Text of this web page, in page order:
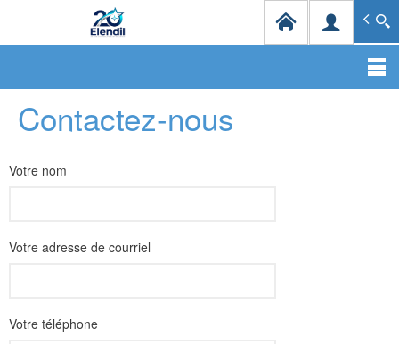
contenu
principal
Spécialiste en infrastructures et solutions de
Contactez-nous
Votre nom
Votre adresse de courriel
Votre téléphone